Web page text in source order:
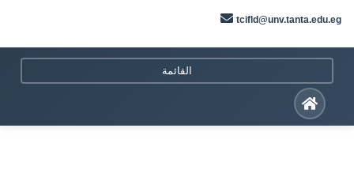
tcifld@unv.tanta.edu.eg
القائمة